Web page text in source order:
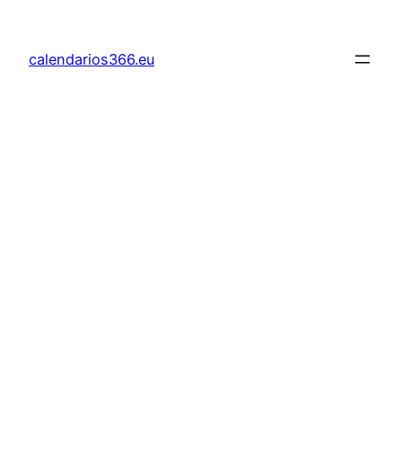
contenido
calendarios366.eu